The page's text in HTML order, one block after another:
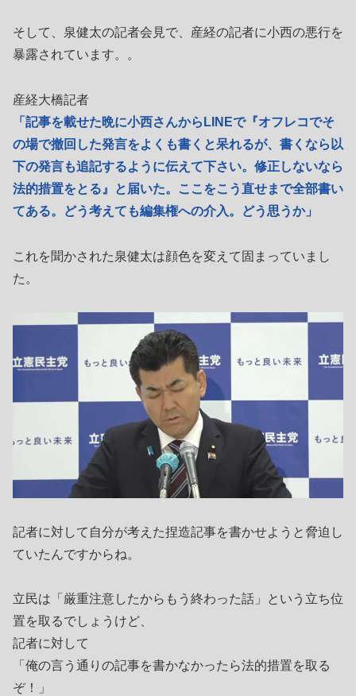
そして、泉健太の記者会見で、産経の記者に小西の悪行を
暴露されています。。
産経大橋記者
「記事を載せた晩に小西さんからLINEで『オフレコでそ
の場で撤回した発言をよくも書くと呆れるが、書くなら以
下の発言も追記するように伝えて下さい。修正しないなら
法的措置をとる』と届いた。ここをこう直せまで全部書い
てある。どう考えても編集権への介入。どう思うか」
これを聞かされた泉健太は顔色を変えて固まっていまし
た。
記者に対して自分が考えた捏造記事を書かせようと脅迫し
ていたんですからね。
立民は「厳重注意したからもう終わった話」という立ち位
置を取るでしょうけど、
記者に対して
「俺の言う通りの記事を書かなかったら法的措置を取る
ぞ！」